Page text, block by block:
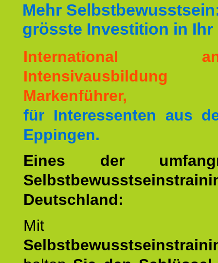
Mehr
grösste Investition in Ihr
International
Markenführer,
für Interessenten aus
Eppingen.
Eines der
Deutschland:
Mit